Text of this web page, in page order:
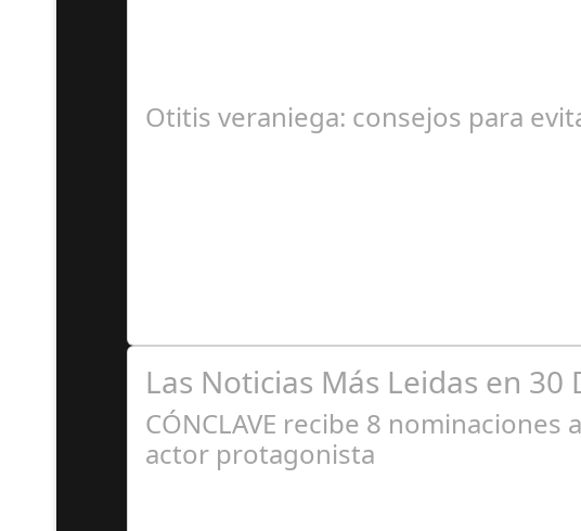
Otitis veraniega: consejos para
Las Noticias Más Leidas en 30
CÓNCLAVE recibe 8
actor protagonista